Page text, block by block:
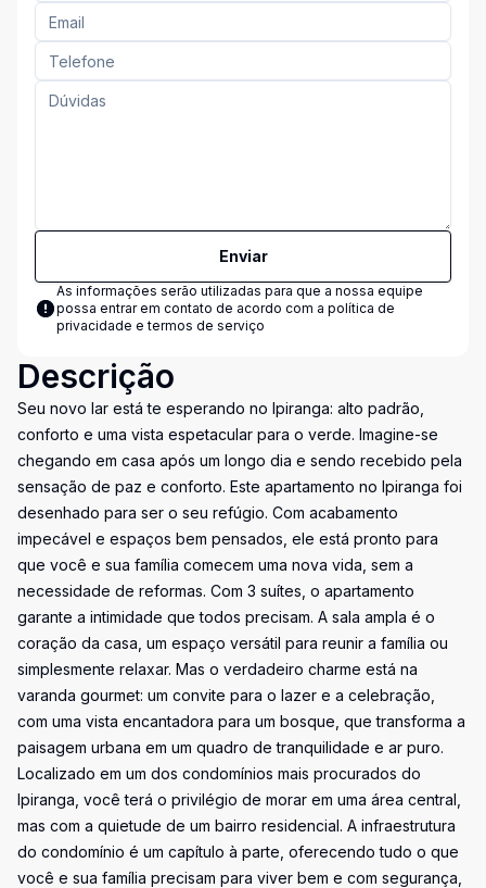
Enviar
As informações serão utilizadas para que a nossa equipe
possa entrar em contato de acordo com a política de
privacidade e termos de serviço
Descrição
Seu novo lar está te esperando no Ipiranga: alto padrão,
conforto e uma vista espetacular para o verde. Imagine-se
chegando em casa após um longo dia e sendo recebido pela
sensação de paz e conforto. Este apartamento no Ipiranga foi
desenhado para ser o seu refúgio. Com acabamento
impecável e espaços bem pensados, ele está pronto para
que você e sua família comecem uma nova vida, sem a
necessidade de reformas. Com 3 suítes, o apartamento
garante a intimidade que todos precisam. A sala ampla é o
coração da casa, um espaço versátil para reunir a família ou
simplesmente relaxar. Mas o verdadeiro charme está na
varanda gourmet: um convite para o lazer e a celebração,
com uma vista encantadora para um bosque, que transforma a
paisagem urbana em um quadro de tranquilidade e ar puro.
Localizado em um dos condomínios mais procurados do
Ipiranga, você terá o privilégio de morar em uma área central,
mas com a quietude de um bairro residencial. A infraestrutura
do condomínio é um capítulo à parte, oferecendo tudo o que
você e sua família precisam para viver bem e com segurança,